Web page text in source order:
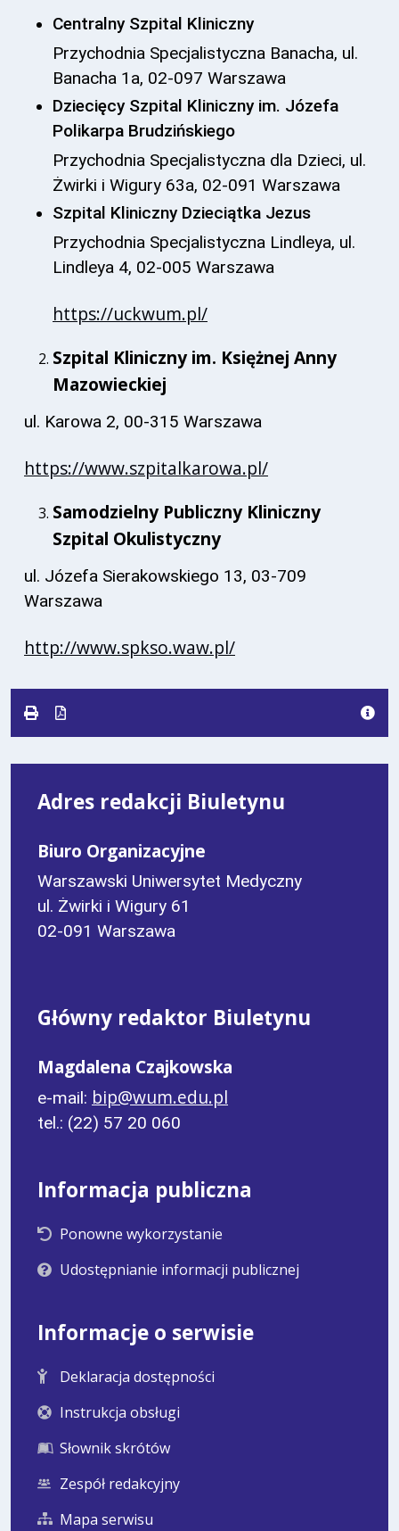
Centralny Szpital Kliniczny
Przychodnia Specjalistyczna Banacha, ul.
Banacha 1a, 02-097 Warszawa
Dziecięcy Szpital Kliniczny im. Józefa
Polikarpa Brudzińskiego
Przychodnia Specjalistyczna dla Dzieci, ul.
Żwirki i Wigury 63a, 02-091 Warszawa
Szpital Kliniczny Dzieciątka Jezus
Przychodnia Specjalistyczna Lindleya, ul.
Lindleya 4, 02-005 Warszawa
https://uckwum.pl/
Szpital Kliniczny im. Księżnej Anny
Mazowieckiej
ul. Karowa 2, 00-315 Warszawa
https://www.szpitalkarowa.pl/
Samodzielny Publiczny Kliniczny
Szpital Okulistyczny
ul. Józefa Sierakowskiego 13, 03-709
Warszawa
http://www.spkso.waw.pl/
Adres redakcji Biuletynu
Biuro Organizacyjne
Warszawski Uniwersytet Medyczny
ul. Żwirki i Wigury 61
02-091 Warszawa
Główny redaktor Biuletynu
Magdalena Czajkowska
e-mail: bip@wum.edu.pl
tel.: (22) 57 20 060
Informacja publiczna
Ponowne wykorzystanie
Udostępnianie informacji publicznej
Informacje o serwisie
Deklaracja dostępności
Instrukcja obsługi
Słownik skrótów
Zespół redakcyjny
Mapa serwisu